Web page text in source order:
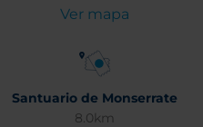
Ver mapa
Santuario de Monserrate
8.0km